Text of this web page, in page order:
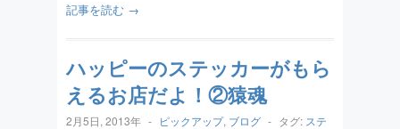
記事を読む →
ハッピーのステッカーがもら
えるお店だよ！②猿魂
2月5日, 2013年 - ピックアップ, ブログ - タグ: ステ